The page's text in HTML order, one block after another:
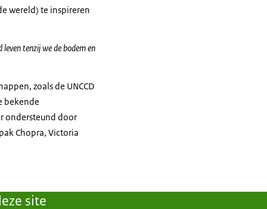
wereld) te inspireren
tenzij we de bodem en
zoals de UNCCD
bekende
ondersteund door
Chopra, Victoria
site